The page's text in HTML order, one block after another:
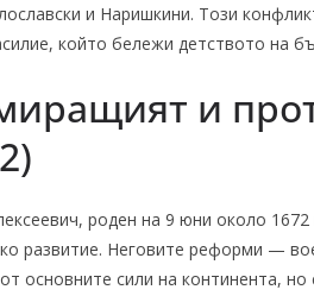
и Наришкини. Този
който бележи детството на
и
роден на 9 юни около 1672
развитие. Неговите реформи —
основните сили на континента, но